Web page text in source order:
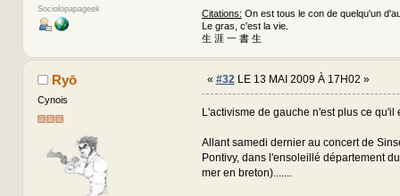
Sociolopapageek Citations: On est tous le con de quelqu'un
Le gras, c'est la vie.
生 涯 一 書 生
Ryō
Cynois
« #32LE 13 MAI 2009 À 17H02 »
L'activisme de gauche n'est plus ce qu'il
Allant samedi dernier au concert de
Pontivy, dans l'ensoleillé département
mer en breton).......